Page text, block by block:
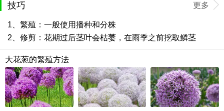
技巧 更多
1、繁殖：一般使用播种和分株
2、修剪：花期过后茎叶会枯萎，在雨季之前挖取鳞茎
大花葱的繁殖方法